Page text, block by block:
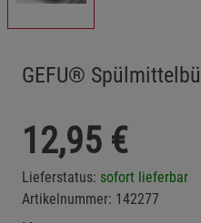
GEFU®
12,95 €
Lieferstatus: sofort lieferbar
Artikelnummer: 142277